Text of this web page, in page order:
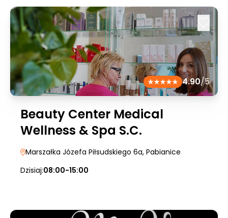
4.90/5
Beauty Center Medical
Wellness & Spa S.C.
Marszałka Józefa Piłsudskiego 6a, Pabianice
Dzisiaj:08:00-15:00